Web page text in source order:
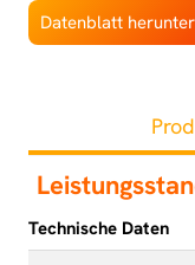
Datenblatt
Technische Daten